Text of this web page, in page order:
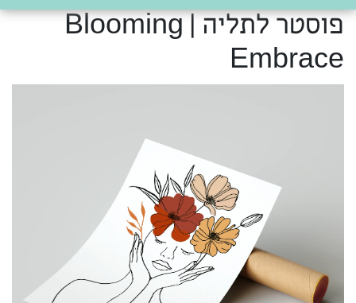
פוסטר לתליה | Blooming
Embrace